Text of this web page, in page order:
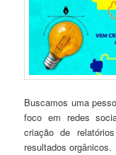
Buscamos uma
foco em redes
criação de
resultados orgânicos.